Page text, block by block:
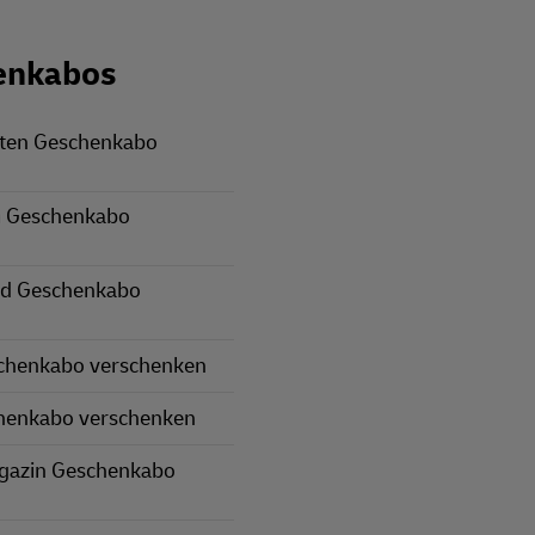
Geschenkabo
Geschenkabo
verschenken
verschenken
Geschenkabo